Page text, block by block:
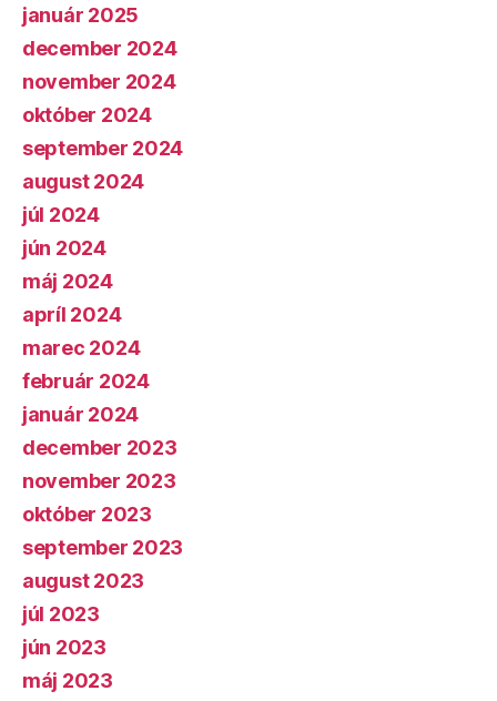
január 2025
december 2024
november 2024
október 2024
september 2024
august 2024
júl 2024
jún 2024
máj 2024
apríl 2024
marec 2024
február 2024
január 2024
december 2023
november 2023
október 2023
september 2023
august 2023
júl 2023
jún 2023
máj 2023